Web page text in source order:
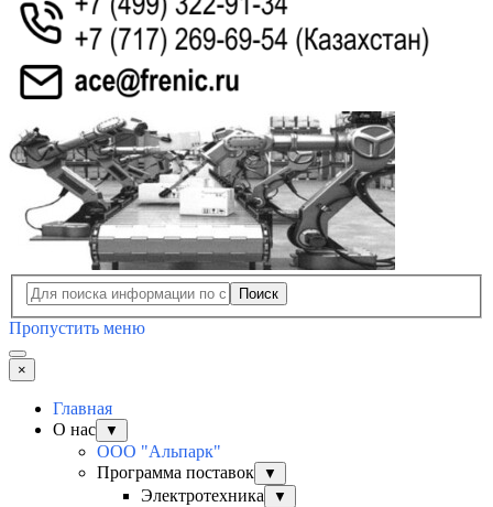
Поиск
Пропустить меню
×
Главная
О нас
▼
ООО "Альпарк"
Программа поставок
▼
Электротехника ▼